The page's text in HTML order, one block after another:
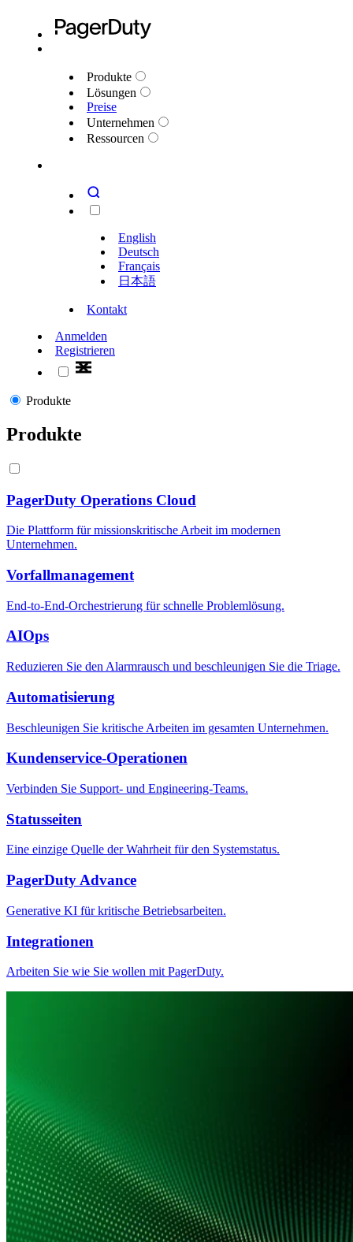
Produkte
Lösungen
Preise
Unternehmen
Ressourcen
English
Deutsch
Français
日本語
Kontakt
Anmelden
Registrieren
Produkte
Produkte
PagerDuty Operations Cloud
Die Plattform für missionskritische Arbeit im modernen
Unternehmen.
Vorfallmanagement
End-to-End-Orchestrierung für schnelle Problemlösung.
AIOps
Reduzieren Sie den Alarmrausch und beschleunigen Sie die Triage.
Automatisierung
Beschleunigen Sie kritische Arbeiten im gesamten Unternehmen.
Kundenservice-Operationen
Verbinden Sie Support- und Engineering-Teams.
Statusseiten
Eine einzige Quelle der Wahrheit für den Systemstatus.
PagerDuty Advance
Generative KI für kritische Betriebsarbeiten.
Integrationen
Arbeiten Sie wie Sie wollen mit PagerDuty.